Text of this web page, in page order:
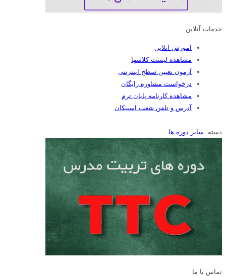
خدمات آنلاین
آموزش آنلاین
مشاهده لیست کلاسها
آزمون تعیین سطح اینترنتی
درخواست مشاوره رایگان
مشاهده کارنامه پایان ترم
آدرس و تلفن شعب اسپیکان
دسته: سایر دوره ها
تماس با ما